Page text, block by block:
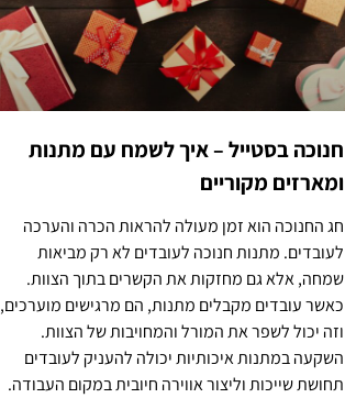
חנוכה בסטייל – איך לשמח עם מתנות
ומארזים מקוריים
חג החנוכה הוא זמן מעולה להראות הכרה והערכה
לעובדים. מתנות חנוכה לעובדים לא רק מביאות
שמחה, אלא גם מחזקות את הקשרים בתוך הצוות.
כאשר עובדים מקבלים מתנות, הם מרגישים מוערכים,
וזה יכול לשפר את המורל והמחויבות של הצוות.
השקעה במתנות איכותיות יכולה להעניק לעובדים
תחושת שייכות וליצור אווירה חיובית במקום העבודה.